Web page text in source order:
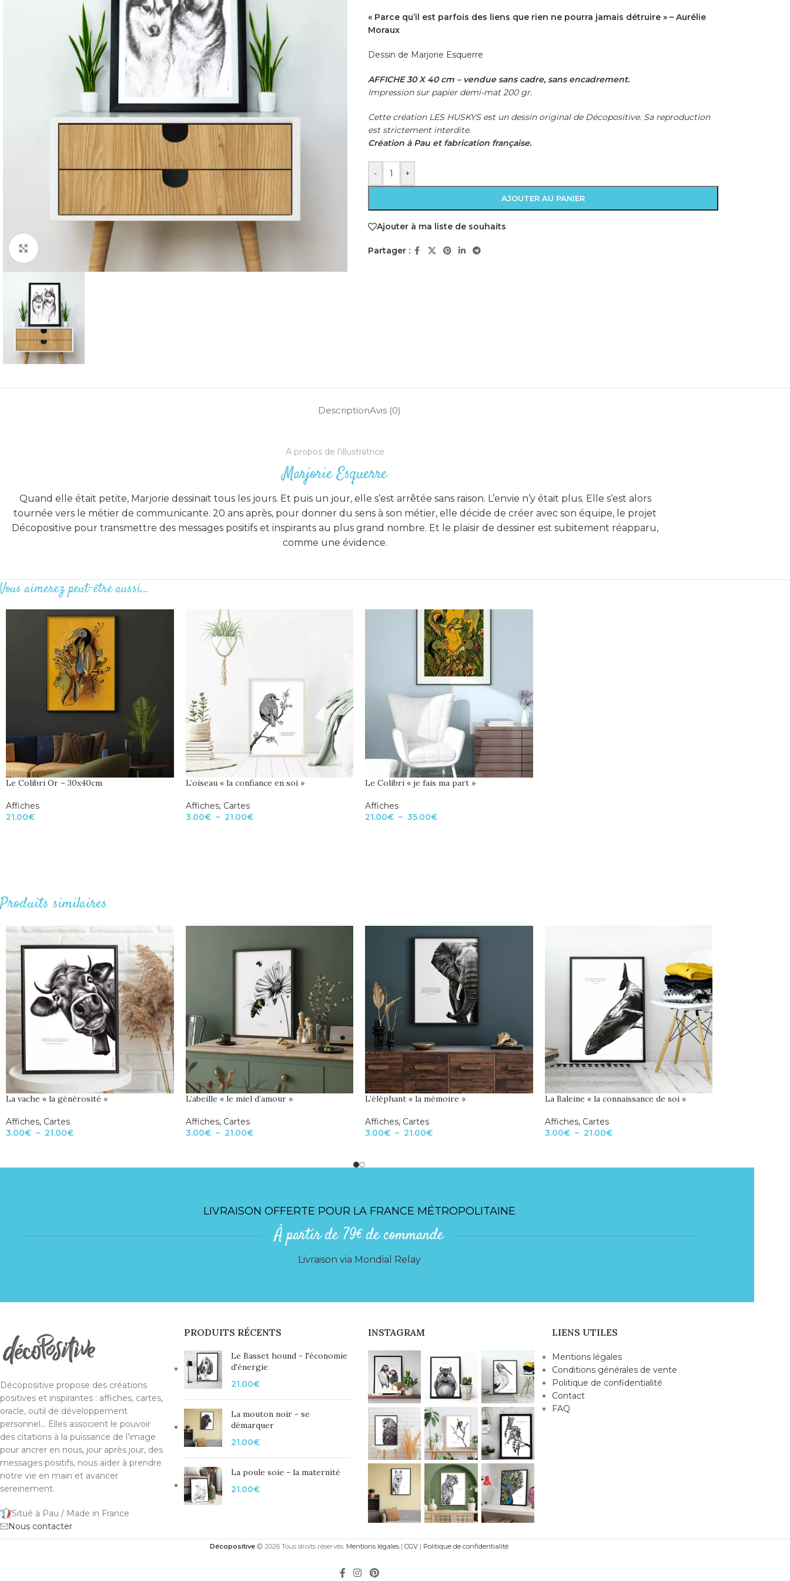
Cliquer pour agrandir
« Parce qu’il est parfois des liens que rien ne pourra jamais détruire » – Aurélie
Moraux
Dessin de Marjorie Esquerre
AFFICHE 30 X 40 cm – vendue sans cadre, sans encadrement.
Impression sur papier demi-mat 200 gr.
Cette création LES HUSKYS est un dessin original de Décopositive. Sa reproduction
est strictement interdite.
Création à Pau et fabrication française.
- +
AJOUTER AU PANIER
Ajouter à ma liste de souhaits
Partager :
DescriptionAvis (0)
A propos de l'illustratrice
Marjorie Esquerre
Quand elle était petite, Marjorie dessinait tous les jours. Et puis un jour, elle s’est arrêtée sans raison. L’envie n’y était plus. Elle s’est alors
tournée vers le métier de communicante. 20 ans après, pour donner du sens à son métier, elle décide de créer avec son équipe, le projet
Décopositive pour transmettre des messages positifs et inspirants au plus grand nombre. Et le plaisir de dessiner est subitement réapparu,
comme une évidence.
Vous aimerez peut-être aussi…
Le Colibri Or – 30x40cm
Affiches
21.00€
L’oiseau « la confiance en soi »
Affiches, Cartes
3.00€ – 21.00€
Le Colibri « je fais ma part »
Affiches
21.00€ – 35.00€
Produits similaires
La vache « la générosité »
Affiches, Cartes
3.00€ – 21.00€
L’abeille « le miel d’amour »
Affiches, Cartes
3.00€ – 21.00€
L’éléphant « la mémoire »
Affiches, Cartes
3.00€ – 21.00€
La Baleine « la connaissance de soi »
Affiches, Cartes
3.00€ – 21.00€
LIVRAISON OFFERTE POUR LA FRANCE MÉTROPOLITAINE
À partir de 79€ de commande
Livraison via Mondial Relay
Décopositive propose des créations
positives et inspirantes : affiches, cartes,
oracle, outil de développement
personnel... Elles associent le pouvoir
des citations à la puissance de l’image
pour ancrer en nous, jour après jour, des
messages positifs, nous aider à prendre
notre vie en main et avancer
sereinement.
Situé à Pau / Made in France
Nous contacter
PRODUITS RÉCENTS
Le Basset hound - l'économie
d'énergie
21.00€
La mouton noir - se
démarquer
21.00€
La poule soie - la maternité
21.00€
INSTAGRAM LIENS UTILES
Mentions légales
Conditions générales de vente
Politique de confidentialité
Contact
FAQ
Décopositive 2026 Tous droits réservés. Mentions légales | CGV | Politique de confidentialité